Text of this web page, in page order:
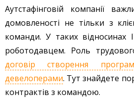
Аутстафінговій компанії
домовленості не тільки з
команди. У таких відносинах
роботодавцем. Роль
договір створення
девелоперами. Тут знайдете
контрактів з командою.